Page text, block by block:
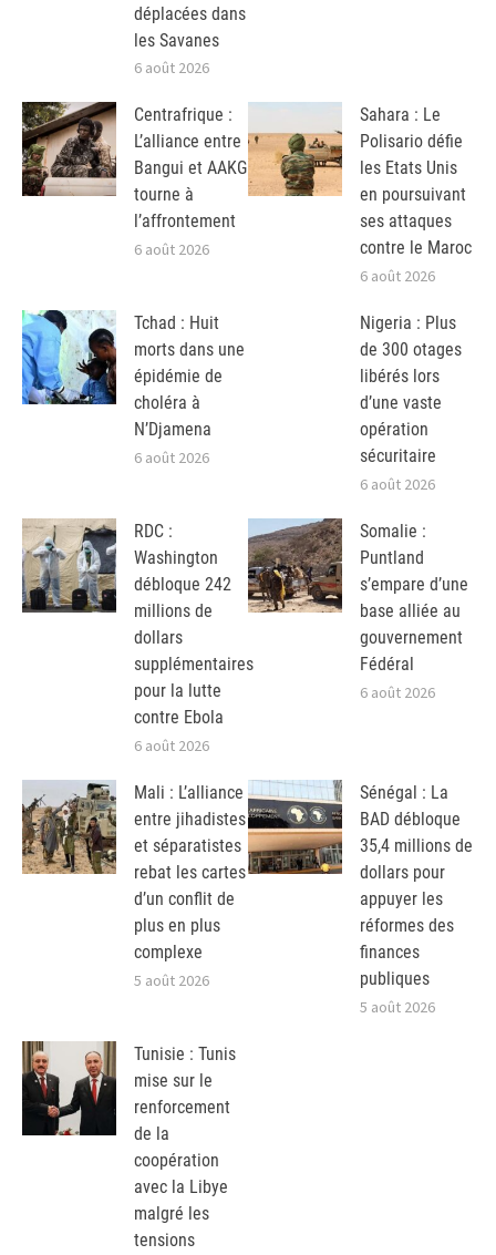
déplacées dans
les Savanes
6 août 2026
Centrafrique :
L’alliance entre
Bangui et AAKG
tourne à
l’affrontement
6 août 2026
Sahara : Le
Polisario défie
les Etats Unis
en poursuivant
ses attaques
contre le Maroc
6 août 2026
Tchad : Huit
morts dans une
épidémie de
choléra à
N’Djamena
6 août 2026
Nigeria : Plus
de 300 otages
libérés lors
d’une vaste
opération
sécuritaire
6 août 2026
RDC :
Washington
débloque 242
millions de
dollars
supplémentaires
pour la lutte
contre Ebola
6 août 2026
Somalie :
Puntland
s’empare d’une
base alliée au
gouvernement
Fédéral
6 août 2026
Mali : L’alliance
entre jihadistes
et séparatistes
rebat les cartes
d’un conflit de
plus en plus
complexe
5 août 2026
Sénégal : La
BAD débloque
35,4 millions de
dollars pour
appuyer les
réformes des
finances
publiques
5 août 2026
Tunisie : Tunis
mise sur le
renforcement
de la
coopération
avec la Libye
malgré les
tensions